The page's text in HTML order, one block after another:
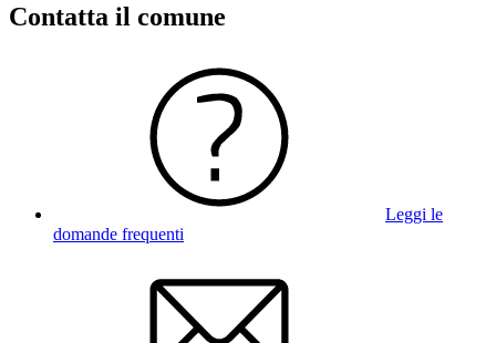
Contatta il comune
Leggi le
domande frequenti